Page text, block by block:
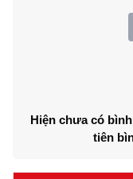
Hiện chưa có
tiên